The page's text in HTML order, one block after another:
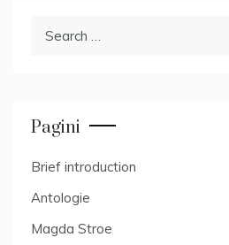
Pagini
Brief introduction
Antologie
Magda Stroe